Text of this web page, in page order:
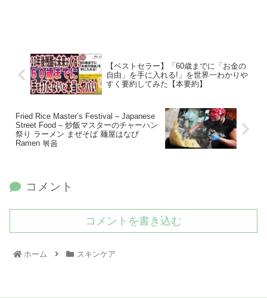
【ベストセラー】「60歳までに「お金の
自由」を手に入れる!」を世界一わかりや
すく要約してみた【本要約】
Fried Rice Master’s Festival – Japanese
Street Food – 炒飯マスターのチャーハン
祭り ラーメン まぜそば 麺屋はなび
Ramen 볶음
コメント
コメントを書き込む
ホーム スキンケア